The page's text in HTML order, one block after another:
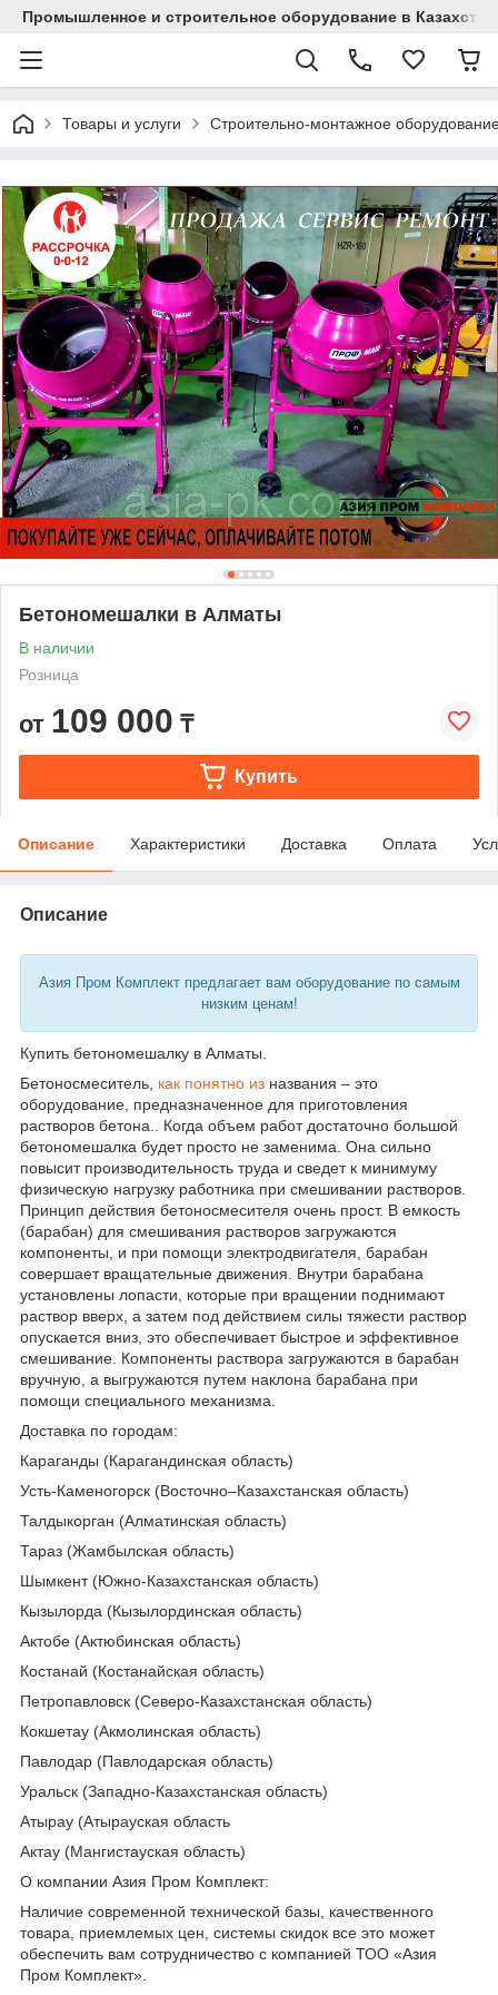
Промышленное и строительное оборудование в
Товары и услуги Строительно-монтажное
Бетономешалки в Алматы
В наличии
Розница
от 109 000 ₸
Купить
Описание Характеристики Доставка Оплата
Описание
Азия Пром Комплект предлагает вам оборудование по самым
низким ценам!
Купить бетономешалку в Алматы.
Бетоносмеситель, как понятно из названия – это
оборудование, предназначенное для приготовления
растворов бетона.. Когда объем работ достаточно большой
бетономешалка будет просто не заменима. Она сильно
повысит производительность труда и сведет к минимуму
физическую нагрузку работника при смешивании растворов.
Принцип действия бетоносмесителя очень прост. В емкость
(барабан) для смешивания растворов загружаются
компоненты, и при помощи электродвигателя, барабан
совершает вращательные движения. Внутри барабана
установлены лопасти, которые при вращении поднимают
раствор вверх, а затем под действием силы тяжести раствор
опускается вниз, это обеспечивает быстрое и эффективное
смешивание. Компоненты раствора загружаются в барабан
вручную, а выгружаются путем наклона барабана при
помощи специального механизма.
Доставка по городам:
Караганды (Карагандинская область)
Усть-Каменогорск (Восточно–Казахстанская область)
Талдыкорган (Алматинская область)
Тараз (Жамбылская область)
Шымкент (Южно-Казахстанская область)
Кызылорда (Кызылординская область)
Актобе (Актюбинская область)
Костанай (Костанайская область)
Петропавловск (Северо-Казахстанская область)
Кокшетау (Акмолинская область)
Павлодар (Павлодарская область)
Уральск (Западно-Казахстанская область)
Атырау (Атырауская область
Актау (Мангистауская область)
О компании Азия Пром Комплект:
Наличие современной технической базы, качественного
товара, приемлемых цен, системы скидок все это может
обеспечить вам сотрудничество с компанией ТОО «Азия
Пром Комплект».